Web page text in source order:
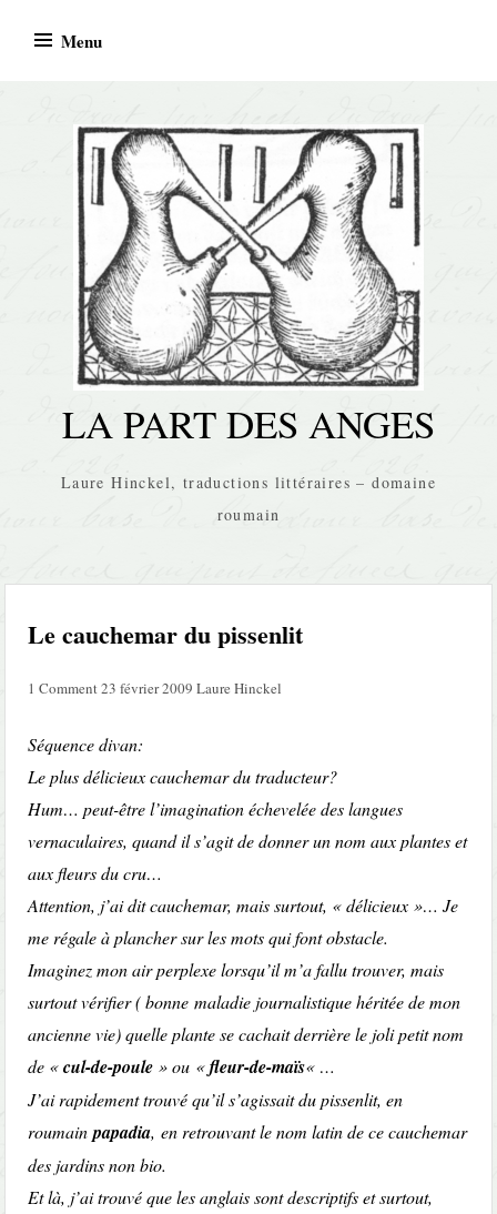
Menu
LA PART DES ANGES
Laure Hinckel, traductions littéraires – domaine
roumain
Le cauchemar du pissenlit
1 Comment23 février 2009 Laure Hinckel
Séquence divan:
Le plus délicieux cauchemar du traducteur?
Hum… peut-être l’imagination échevelée des langues
vernaculaires, quand il s’agit de donner un nom aux plantes et
aux fleurs du cru…
Attention, j’ai dit cauchemar, mais surtout, « délicieux »… Je
me régale à plancher sur les mots qui font obstacle.
Imaginez mon air perplexe lorsqu’il m’a fallu trouver, mais
surtout vérifier ( bonne maladie journalistique héritée de mon
ancienne vie) quelle plante se cachait derrière le joli petit nom
de «cul-de-poule » ou «fleur-de-maïs« …
J’ai rapidement trouvé qu’il s’agissait du pissenlit, en
roumainpapadia, en retrouvant le nom latin de ce cauchemar
des jardins non bio.
Et là, j’ai trouvé que les anglais sont descriptifs et surtout,